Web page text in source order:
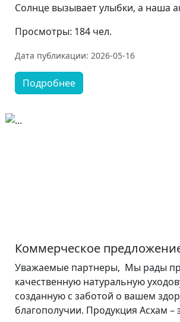
Солнце вызывает улыбки, а наша
Просмотры: 184 чел.
Дата публикации: 2026-05-16
Подробнее
Коммерческое
Уважаемые партнеры, Мы рады
качественную натуральную
созданную с заботой о вашем
благополучии. Продукция Асхам –